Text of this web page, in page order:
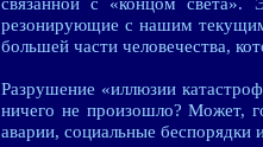
резонирующие с нашим текущим
большей части человечества,
Разрушение «иллюзии
ничего не произошло? Может,
аварии, социальные беспорядки